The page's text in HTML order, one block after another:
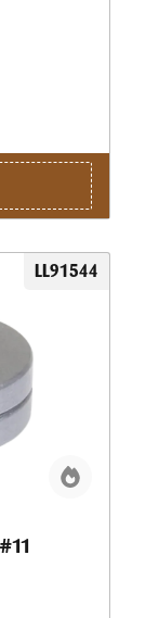
LL91544